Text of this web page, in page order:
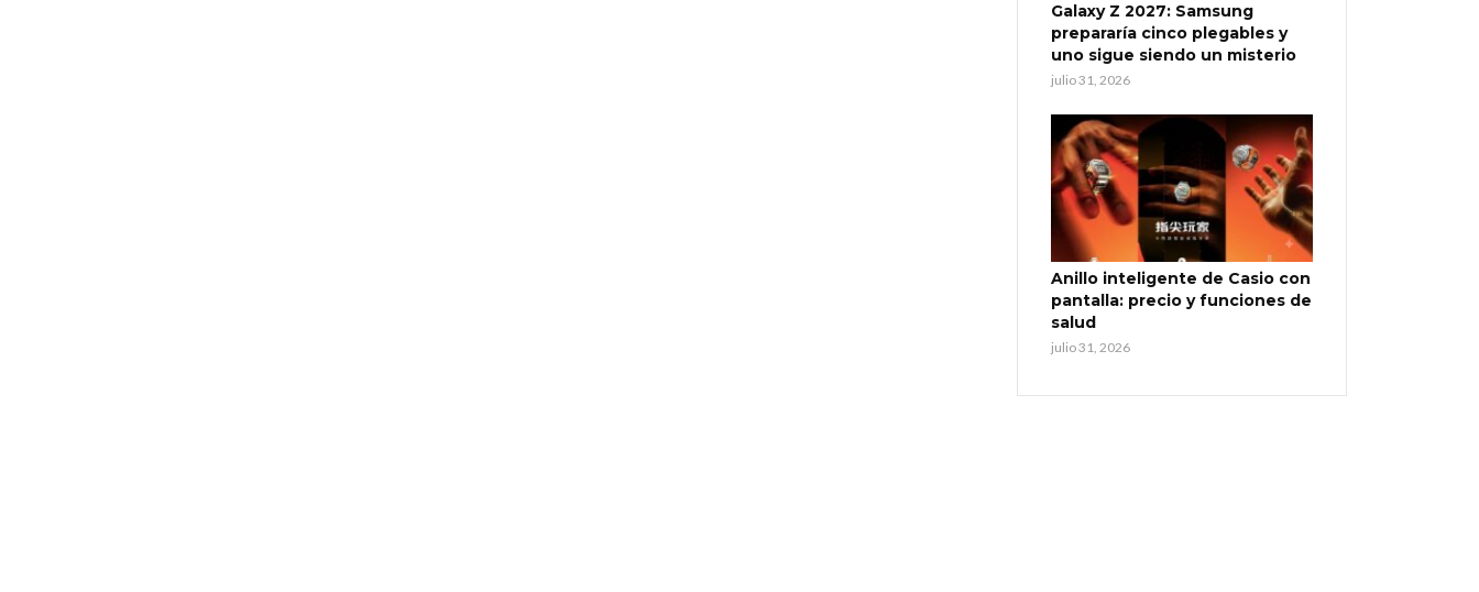
Galaxy Z 2027: Samsung
prepararía cinco plegables y
uno sigue siendo un misterio
julio 31, 2026
Anillo inteligente de Casio con
pantalla: precio y funciones de
salud
julio 31, 2026